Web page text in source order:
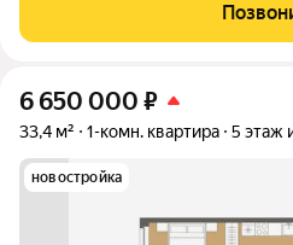
паркинг, дизайнерские
6 650 000 ₽
33,4 м² 1-комн. квартира 5 этаж
новостройка